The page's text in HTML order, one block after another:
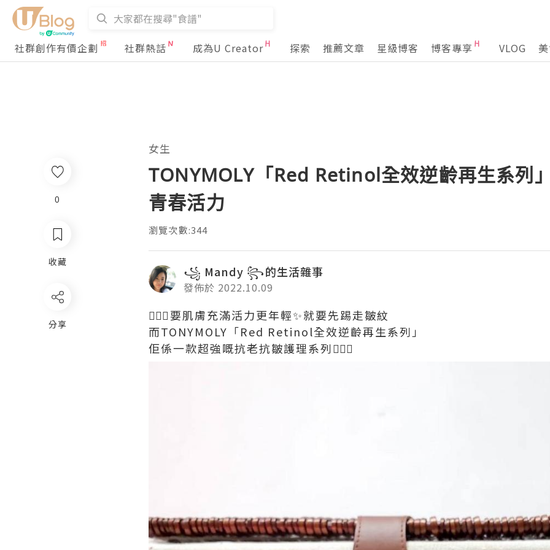
社群創作有價企劃 社群熱話 成為U Creator 探索 推薦文章 星級博客 博客專享 VLOG
0
收藏
分享
女生
TONYMOLY「Red Retinol全效逆齡再生系列
青春活力
瀏覽次數:344
꧁ Mandy ꧂⁩的生活雜事
發佈於 2022.10.09
🧏🏻‍♀️要肌膚充滿活力更年輕✨就要先踢走皺紋
而TONYMOLY「Red Retinol全效逆齡再生系列」
佢係一款超強嘅抗老抗皺護理系列🧏🏻‍♀️